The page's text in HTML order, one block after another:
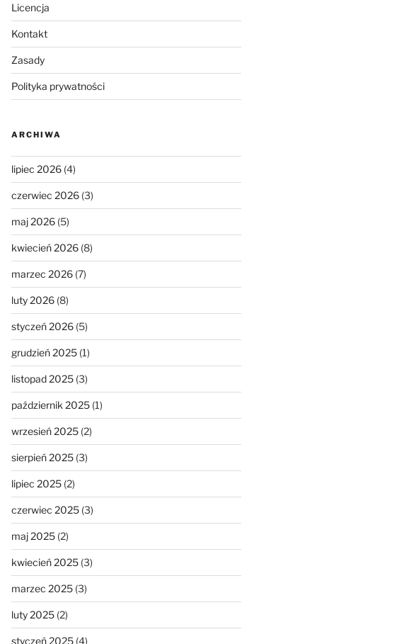
Licencja
Kontakt
Zasady
Polityka prywatności
ARCHIWA
lipiec 2026(4)
czerwiec 2026(3)
maj 2026(5)
kwiecień 2026(8)
marzec 2026(7)
luty 2026(8)
styczeń 2026(5)
grudzień 2025(1)
listopad 2025(3)
październik 2025(1)
wrzesień 2025(2)
sierpień 2025(3)
lipiec 2025(2)
czerwiec 2025(3)
maj 2025(2)
kwiecień 2025(3)
marzec 2025(3)
luty 2025(2)
styczeń 2025(4)